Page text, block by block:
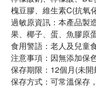
槐豆膠、維生素C(抗氧
過敏原資訊：本產品製
果、椰子、蛋、魚膠原
食用警語：老人及兒童
注意事項：因無添加保
保存期限：12個月(未開
保存方式：可常溫保存